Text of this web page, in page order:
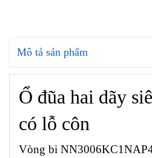
Mô tả sản phẩm
Ổ đũa hai dãy
có lỗ côn
Vòng bi